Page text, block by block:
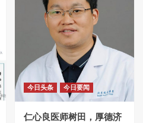
今日头条 今日要闻
仁心良医师树田，厚德济